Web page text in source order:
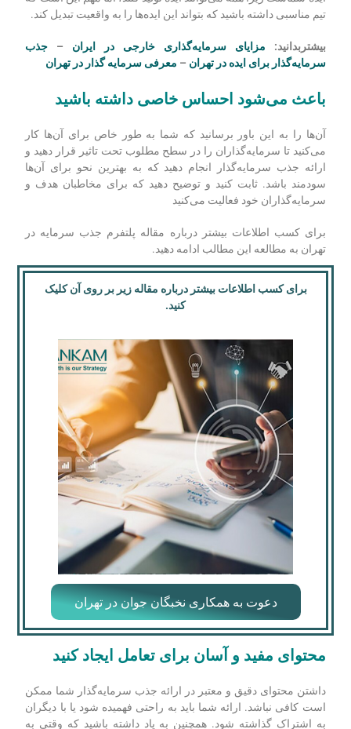
تیم مناسبی داشته باشید که بتواند این ایده‌ها را به واقعیت تبدیل کند.
بیشتربدانید: مزایای سرمایه‌گذاری خارجی در ایران – جذب
سرمایه‌گذار برای ایده در تهران – معرفی سرمایه گذار در تهران
باعث می‌شود احساس خاصی داشته باشید
آن‌ها را به این باور برسانید که شما به طور خاص برای آن‌ها کار
می‌کنید تا سرمایه‌گذاران را در سطح مطلوب تحت تاثیر قرار دهید و
ارائه جذب سرمایه‌گذار انجام دهید که به بهترین نحو برای آن‌ها
سودمند باشد. ثابت کنید و توضیح دهید که برای مخاطبان هدف و
سرمایه‌گذاران خود فعالیت می‌کنید
برای کسب اطلاعات بیشتر درباره مقاله پلتفرم جذب سرمایه در
تهران به مطالعه این مطالب ادامه دهید.
برای کسب اطلاعات بیشتر درباره مقاله زیر بر روی آن کلیک
کنید.
دعوت به همکاری نخبگان جوان در تهران
محتوای مفید و آسان برای تعامل ایجاد کنید
داشتن محتوای دقیق و معتبر در ارائه جذب سرمایه‌گذار شما ممکن
است کافی نباشد. ارائه شما باید به راحتی فهمیده شود یا با دیگران
به اشتراک گذاشته شود. همچنین به یاد داشته باشید که وقتی به